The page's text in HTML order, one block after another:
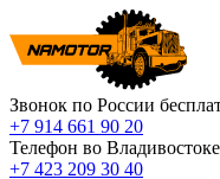
Звонок по России
+7 914 661 90 20
Телефон во Владивостоке
+7 423 209 30 40